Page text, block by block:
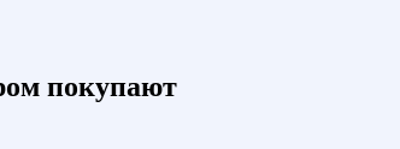
покупают